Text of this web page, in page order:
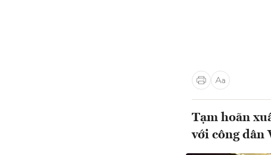
Tạm hoãn
với công dân